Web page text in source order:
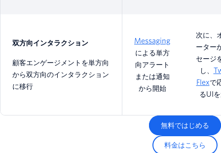
双方向インタラクション
顧客エンゲージメントを単方向
から双方向のインタラクション
に移行
Messaging
による単方
向アラート
または通知
から開始
次に、
ーター
セージ
し、
Flexで
るUI
無料ではじめる
料金はこちら